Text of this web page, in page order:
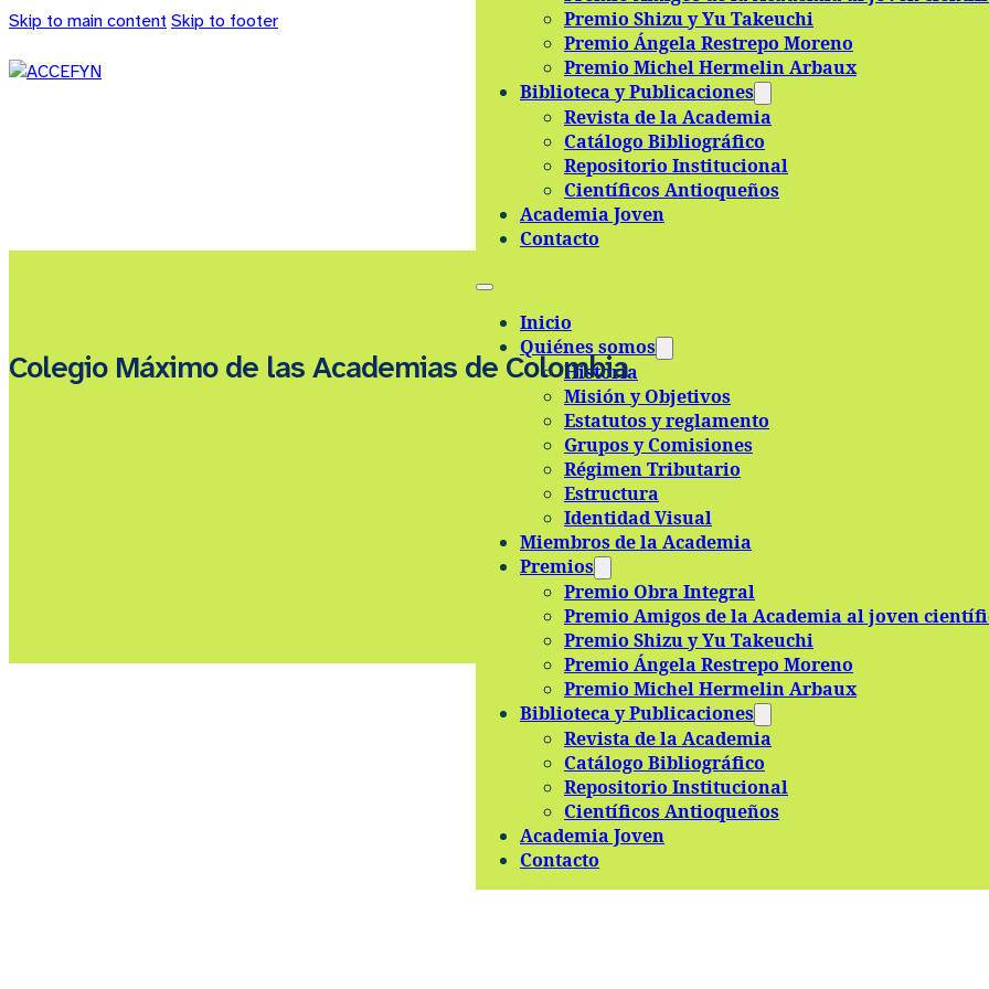
Skip to main content Skip to footer
Premio Shizu y Yu Takeuchi
Premio Ángela Restrepo Moreno
Premio Michel Hermelin Arbaux
Biblioteca y Publicaciones
Revista de la Academia
Catálogo Bibliográfico
Repositorio Institucional
Científicos Antioqueños
Academia Joven
Contacto
Inicio
Quiénes somos
Historia
Misión y Objetivos
Estatutos y reglamento
Grupos y Comisiones
Régimen Tributario
Estructura
Identidad Visual
Miembros de la Academia
Premios
Premio Obra Integral
Premio Amigos de la Academia al joven
Premio Shizu y Yu Takeuchi
Premio Ángela Restrepo Moreno
Premio Michel Hermelin Arbaux
Biblioteca y Publicaciones
Revista de la Academia
Catálogo Bibliográfico
Repositorio Institucional
Científicos Antioqueños
Academia Joven
Contacto
Colegio Máximo de las Academias de Colombia